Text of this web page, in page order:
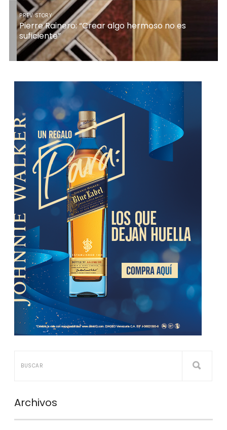
PREV STORY
Pierre Rainero: “Crear algo hermoso no es
suficiente”
Archivos